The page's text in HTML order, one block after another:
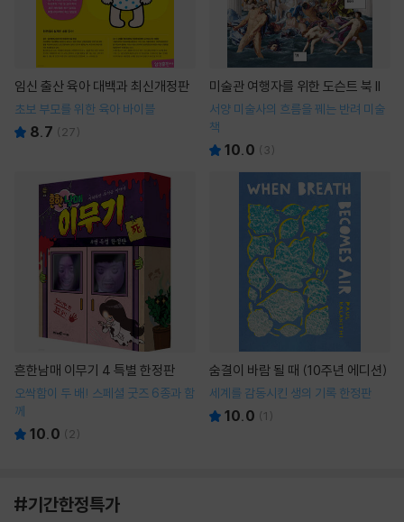
임신 출산 육아 대백과 최신개정판
초보 부모를 위한 육아 바이블
8.7 ( 27)
미술관 여행자를 위한 도슨트 북 II
서양 미술사의 흐름을 꿰는 반려 미술
책
10.0 ( 3)
흔한남매 이무기 4 특별 한정판
오싹함이 두 배! 스페셜 굿즈 6종과 함
께
10.0 ( 2)
숨결이 바람 될 때 (10주년 에디션)
세계를 감동시킨 생의 기록 한정판
10.0 (1 )
#기간한정특가